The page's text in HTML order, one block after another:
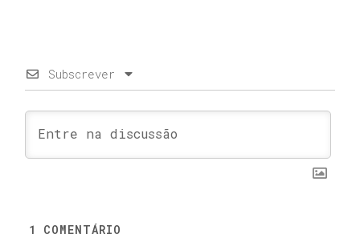
Subscrever
1 COMENTÁRIO